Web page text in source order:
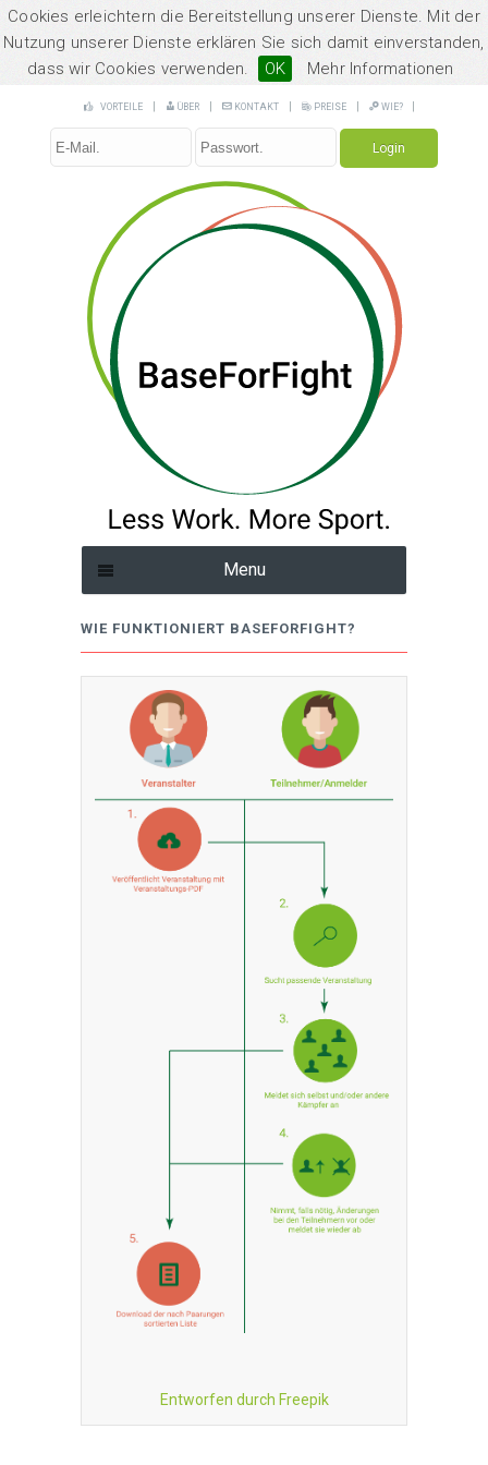
Cookies erleichtern die Bereitstellung unserer Dienste. Mit der
Nutzung unserer Dienste erklären Sie sich damit einverstanden,
dass wir Cookies verwenden.
OK Mehr Informationen
VORTEILE | ÜBER | KONTAKT | PREISE | WIE? |
Menu
WIE FUNKTIONIERT BASEFORFIGHT?
Entworfen durch Freepik